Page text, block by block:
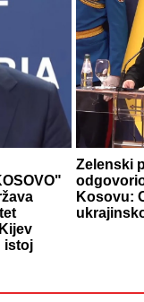
istoj
Zelenski
Kosovu: